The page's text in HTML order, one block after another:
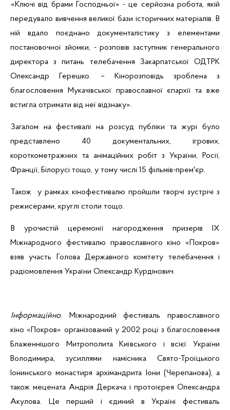
«Ключі від брами Господньої» - це серйозна робота, якій
передувало вивчення великої бази історичних матеріалів. В
ній вдало поєднано документалістику з елементами
постановочної зйомки, - розповів заступник генерального
директора з питань телебачення Закарпатської ОДТРК
Олександр
Герешко. – Кінорозповідь зроблена з
благословення Мукачівської православної єпархії та вже
встигла отримати від неї відзнаку».
Загалом на фестивалі на розсуд публіки та журі було
представлено 40 документальних, ігрових,
короткометражних та анімаційних робіт з України, Росії,
Франції, Білорусі тощо, у тому числі 15 фільмів-прем'єр.
Також у рамках кінофестивалю пройшли творчі зустрічі з
режисерами, круглі столи тощо.
В урочистій церемонії нагородження призерів ІХ
Міжнародного фестивалю православного кіно «Покров»
взяв участь Голова Державного комітету телебачення і
радіомовлення України Олександр Курдінович.
Інформаційно. Міжнародний фестиваль православного
кіно «Покров» організований у 2002 році з благословення
Блаженнішого Митрополита Київського і всієї України
Володимира, зусиллями намісника
Свято-Троїцького
Іонинського монастиря архімандрита Іони (Черепанова), а
також мецената Андрія Деркача і протоієрея Олександра
Акулова. Це перший і єдиний в Україні фестиваль